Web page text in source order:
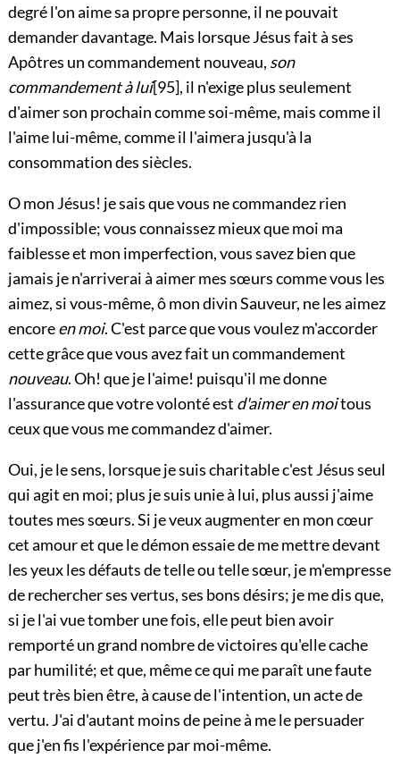
degré l'on aime sa propre personne, il ne pouvait
demander davantage. Mais lorsque Jésus fait à ses
Apôtres un commandement nouveau, son
commandement à lui[95], il n'exige plus seulement
d'aimer son prochain comme soi-même, mais comme il
l'aime lui-même, comme il l'aimera jusqu'à la
consommation des siècles.
O mon Jésus! je sais que vous ne commandez rien
d'impossible; vous connaissez mieux que moi ma
faiblesse et mon imperfection, vous savez bien que
jamais je n'arriverai à aimer mes sœurs comme vous les
aimez, si vous-même, ô mon divin Sauveur, ne les aimez
encoreen moi. C'est parce que vous voulez m'accorder
cette grâce que vous avez fait un commandement
nouveau. Oh! que je l'aime! puisqu'il me donne
l'assurance que votre volonté est d'aimer en moitous
ceux que vous me commandez d'aimer.
Oui, je le sens, lorsque je suis charitable c'est Jésus seul
qui agit en moi; plus je suis unie à lui, plus aussi j'aime
toutes mes sœurs. Si je veux augmenter en mon cœur
cet amour et que le démon essaie de me mettre devant
les yeux les défauts de telle ou telle sœur, je m'empresse
de rechercher ses vertus, ses bons désirs; je me dis que,
si je l'ai vue tomber une fois, elle peut bien avoir
remporté un grand nombre de victoires qu'elle cache
par humilité; et que, même ce qui me paraît une faute
peut très bien être, à cause de l'intention, un acte de
vertu. J'ai d'autant moins de peine à me le persuader
que j'en fis l'expérience par moi-même.